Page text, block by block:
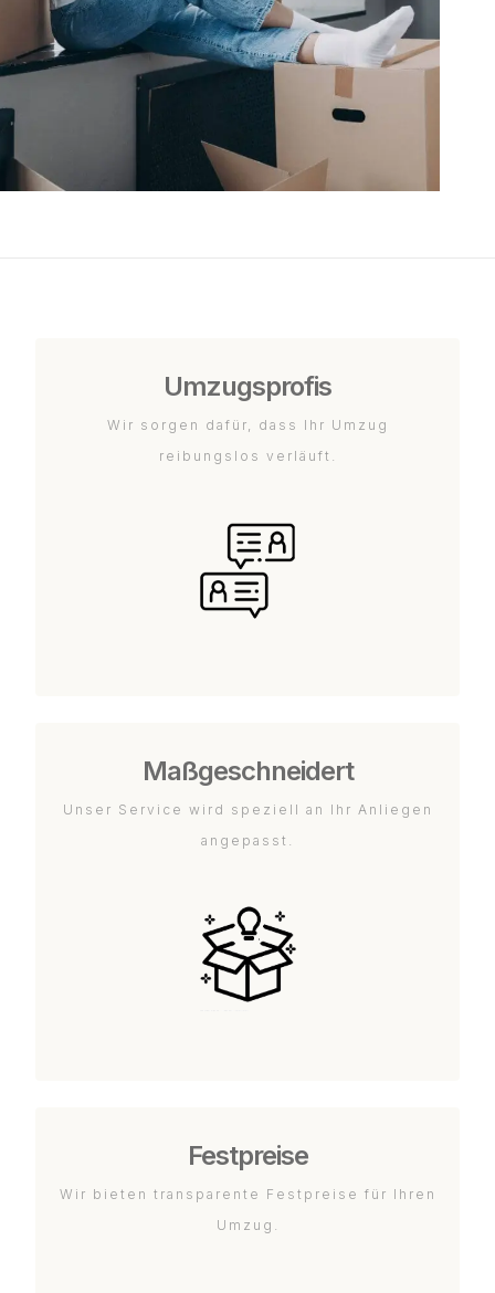
Umzugsprofis
Wir sorgen dafür, dass Ihr Umzug
reibungslos verläuft.
Maßgeschneidert
Unser Service wird speziell an Ihr Anliegen
angepasst.
Festpreise
Wir bieten transparente Festpreise für Ihren
Umzug.